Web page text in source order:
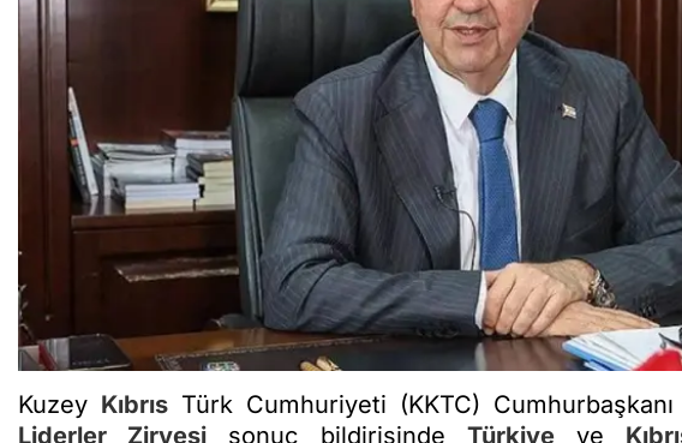
Kuzey Kıbrıs Türk Cumhuriyeti (KKTC) Cumhurbaşkanı
Liderler Zirvesi sonuç bildirisinde Türkiyeve